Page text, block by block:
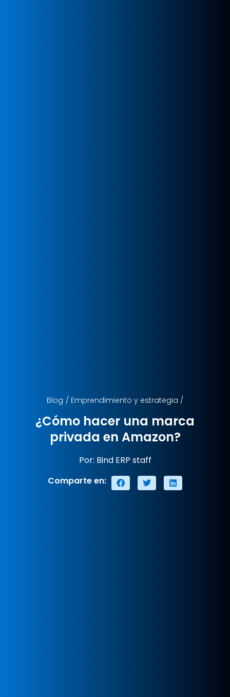
Blog / Emprendimiento y estrategia /
¿Cómo hacer una marca
privada en Amazon?
Por: Bind ERP staff
Comparte en: